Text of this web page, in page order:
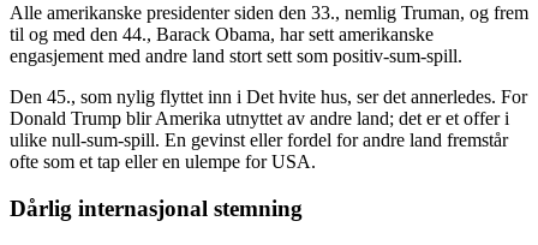
Alle amerikanske presidenter siden den 33., nemlig Truman, og frem
til og med den 44., Barack Obama, har sett amerikanske
engasjement med andre land stort sett som positiv-sum-spill.
Den 45., som nylig flyttet inn i Det hvite hus, ser det annerledes. For
Donald Trump blir Amerika utnyttet av andre land; det er et offer i
ulike null-sum-spill. En gevinst eller fordel for andre land fremstår
ofte som et tap eller en ulempe for USA.
Dårlig internasjonal stemning